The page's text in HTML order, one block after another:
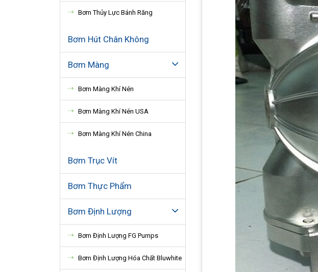
Bơm Thủy Lực Bánh Răng
Bơm Hút Chân Không
Bơm Màng
Bơm Màng Khí Nén
Bơm Màng Khí Nén USA
Bơm Màng Khí Nén China
Bơm Trục Vít
Bơm Thực Phẩm
Bơm Định Lượng
Bơm Định Lượng FG Pumps
Bơm Định Lượng Hóa Chất Bluwhite